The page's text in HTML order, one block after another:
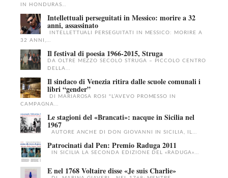
IN HONDURAS...
Intellettuali perseguitati in Messico: morire a 32
anni, assassinato
INTELLETTUALI PERSEGUITATI IN MESSICO: MORIRE A
32 ANNI,...
Il festival di poesia 1966-2015, Struga
DA OLTRE MEZZO SECOLO STRUGA – PICCOLO CENTRO
DELLA...
Il sindaco di Venezia ritira dalle scuole comunali i
libri “gender”
DI MARIAROSA ROSI "L’AVEVO PROMESSO IN
CAMPAGNA...
Le stagioni del «Brancati»: nacque in Sicilia nel
1967
AUTORE ANCHE DI DON GIOVANNI IN SICILIA, IL...
Patrocinati dal Pen: Premio Raduga 2011
IN SICILIA LA SECONDA EDIZIONE DEL «RADUGA»...
E nel 1768 Voltaire disse «Je suis Charlie»